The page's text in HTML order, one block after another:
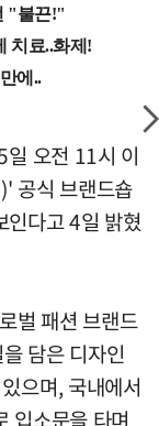
일 오전 11시 이
공식 브랜드숍
인다고 4일 밝혔
벌 패션 브랜드
담은 디자인
으며, 국내에서
입소문을 타며